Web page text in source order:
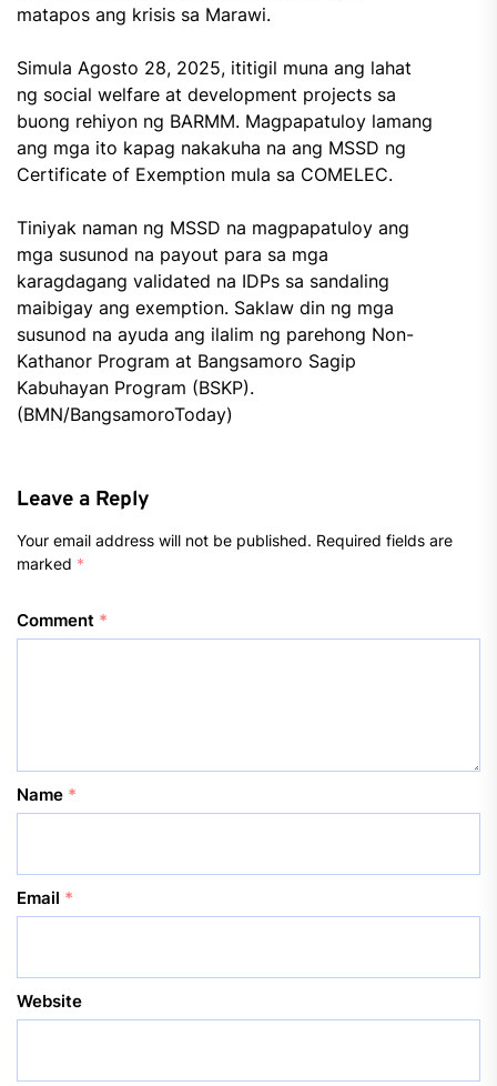
matapos ang krisis sa Marawi.
Simula Agosto 28, 2025, ititigil muna ang lahat
ng social welfare at development projects sa
buong rehiyon ng BARMM. Magpapatuloy lamang
ang mga ito kapag nakakuha na ang MSSD ng
Certificate of Exemption mula sa COMELEC.
Tiniyak naman ng MSSD na magpapatuloy ang
mga susunod na payout para sa mga
karagdagang validated na IDPs sa sandaling
maibigay ang exemption. Saklaw din ng mga
susunod na ayuda ang ilalim ng parehong Non-
Kathanor Program at Bangsamoro Sagip
Kabuhayan Program (BSKP).
(BMN/BangsamoroToday)
Leave a Reply
Your email address will not be published. Required fields are
marked *
Comment *
Name *
Email *
Website